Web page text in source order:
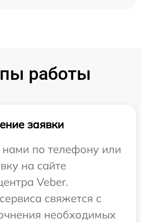
работы
заявки
нами по телефону или
на сайте
Veber.
свяжется с
необходимых